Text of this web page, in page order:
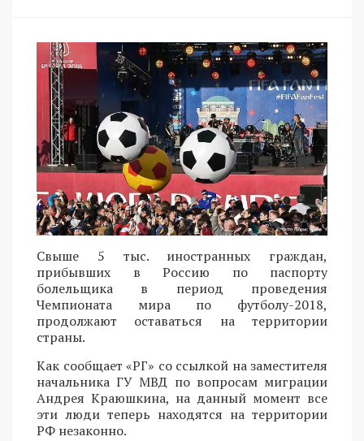
Свыше 5 тыс. иностранных граждан,
прибывших в Россию по паспорту
болельщика в период проведения
Чемпионата мира по футболу-2018,
продолжают оставаться на территории
страны.
Как сообщает «РГ» со ссылкой на заместителя
начальника ГУ МВД по вопросам миграции
Андрея Краюшкина, на данный момент все
эти люди теперь находятся на территории
РФ незаконно.